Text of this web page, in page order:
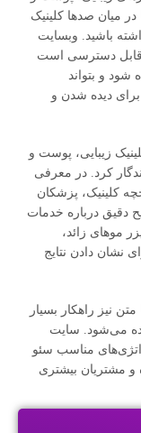
میان صدها کلینیک
باشید. وبسایت
قابل دسترسی است
شود و بتواند
دیده شدن و
زیبایی، پوست و
کرد. در معرفی
کلینیک، پزشکان
دقیق درباره خدمات
موهای زائد،
نشان دادن نتایج
نیز راهکار بسیار
می‌شود. سایت
مناسب سئو
و مشتریان بیشتری